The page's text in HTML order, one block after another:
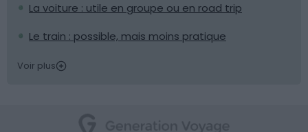
La voiture : utile en groupe ou en road trip
Le train : possible, mais moins pratique
Voir plus